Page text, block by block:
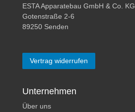
ESTA Apparatebau GmbH & Co. KG
Gotenstraße 2-6
89250 Senden
Vertrag widerrufen
Unternehmen
Über uns